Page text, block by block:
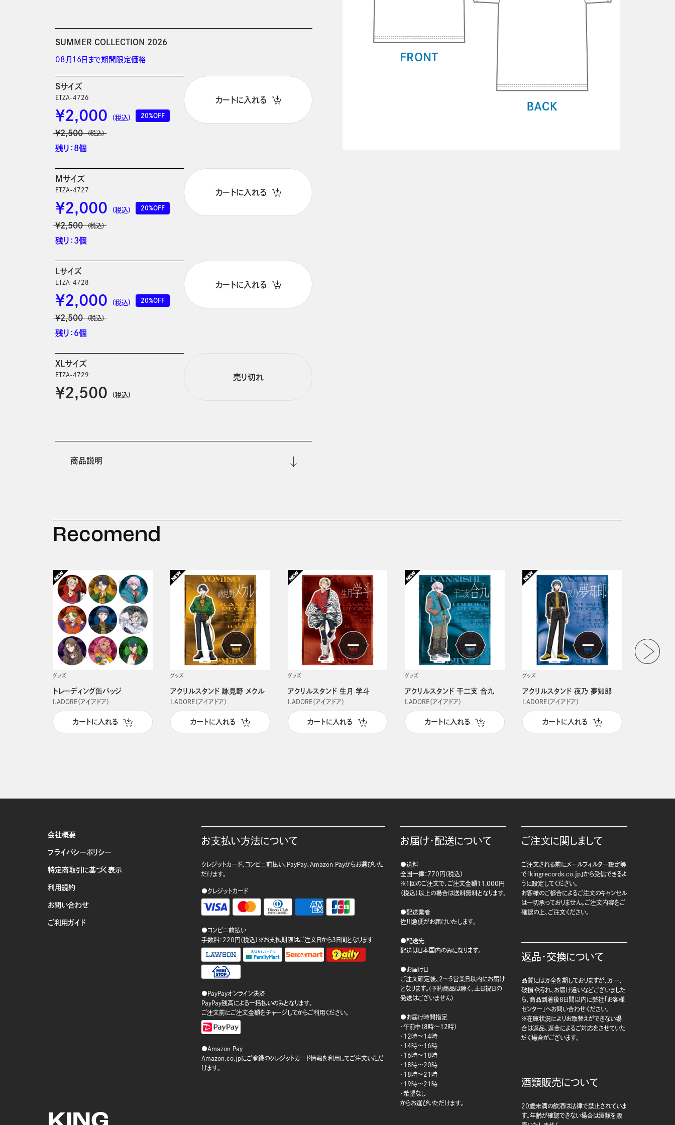
SUMMER COLLECTION 2026
08月16日まで期間限定価格
Sサイズ
ETZA-4726
20%OFF
￥2,000 (税込)
￥2,500 (税込)
残り：8個
カートに入れる
Mサイズ
ETZA-4727
20%OFF
￥2,000 (税込)
￥2,500 (税込)
残り：3個
カートに入れる
Lサイズ
ETZA-4728
20%OFF
￥2,000 (税込)
￥2,500 (税込)
残り：6個
カートに入れる
XLサイズ
ETZA-4729
￥2,500 (税込)
売り切れ
商品説明
Recomend
グッズ
トレーディング缶バッジ
I.ADORE（アイアドア）
カートに入れる
グッズ
アクリルスタンド 詠見野 メクル
I.ADORE（アイアドア）
カートに入れる
グッズ
アクリルスタンド 生月 学斗
I.ADORE（アイアドア）
カートに入れる
グッズ
アクリルスタンド 干二支 合九
I.ADORE（アイアドア）
カートに入れる
グッズ
アクリルスタンド 夜乃 夢知郎
I.ADORE（アイアドア）
カートに入れる
会社概要
プライバシーポリシー
特定商取引に基づく表示
利用規約
お問い合わせ
ご利用ガイド
お支払い方法について
クレジットカード、コンビニ前払い、PayPay、Amazon Payからお選びいた
だけます。
●クレジットカード
●コンビニ前払い
手数料：220円（税込）※お支払期限はご注文日から3日間となります
●PayPayオンライン決済
PayPay残高による一括払いのみとなります。
ご注文前にご注文金額をチャージしてからご利用ください。
●Amazon Pay
Amazon.co.jpにご登録のクレジットカード情報を利用してご注文いただ
けます。
お届け・配送について
●送料
全国一律：770円（税込）
※1回のご注文で、ご注文金額11,000円
（税込）以上の場合は送料無料となります。
●配送業者
佐川急便がお届けいたします。
●配送先
配送は日本国内のみになります。
●お届け日
ご注文確定後、2～5営業日以内にお届け
となります。(予約商品は除く、土日祝日の
発送はございません)
●お届け時間指定
・午前中（8時～12時）
・12時～14時
・14時～16時
・16時～18時
・18時～20時
・18時～21時
・19時～21時
・希望なし
からお選びいただけます。
ご注文に関しまして
ご注文される前にメールフィルター設定等
で「kingrecords.co.jp」から受信できるよ
うに設定してください。
お客様のご都合によるご注文のキャンセル
は一切承っておりません。ご注文内容をご
確認の上、ご注文ください。
返品・交換について
品質には万全を期しておりますが、万一、
破損や汚れ、お届け違いなどございました
ら、商品到着後8日間以内に弊社「お客様
センター」へお問い合わせください。
※在庫状況によりお取替えができない場
合は返品、返金によるご対応をさせていた
だく場合がございます。
酒類販売について
20歳未満の飲酒は法律で禁止されていま
す。年齢が確認できない場合は酒類を販